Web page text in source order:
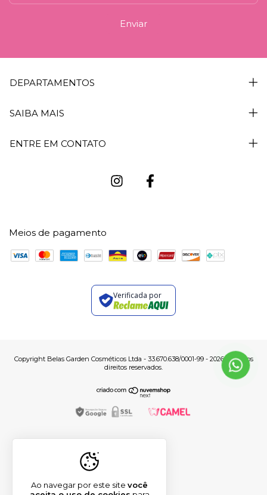
Ao navegar por este site você
DEPARTAMENTOS
SAIBA MAIS
ENTRE EM CONTATO
Meios de pagamento
Verificada por
Copyright Belas Garden Cosméticos Ltda - 33.670.638/0001-99 - 2026. Todos os
direitos reservados.